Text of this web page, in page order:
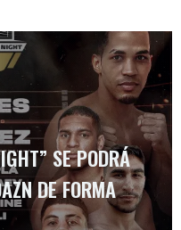
SE PODRÁ
DE FORMA
del año, que
estará
SE PODRÁ
DE FORMA